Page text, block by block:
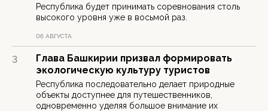
Республика будет принимать соревнования столь
высокого уровня уже в восьмой раз.
06 АВГУСТА
3
Глава Башкирии призвал формировать
экологическую культуру туристов
Республика последовательно делает природные
объекты доступнее для путешественников,
одновременно уделяя большое внимание их